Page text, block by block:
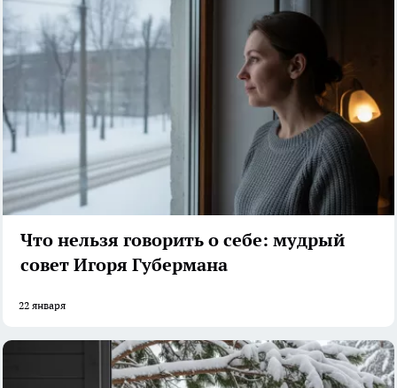
Что нельзя говорить о себе: мудрый
совет Игоря Губермана
22 января